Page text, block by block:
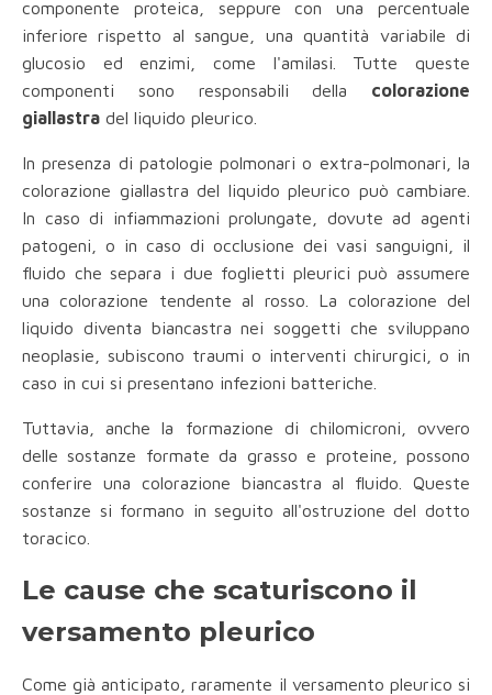
componente proteica, seppure con una percentuale
inferiore rispetto al sangue, una quantità variabile di
glucosio ed enzimi, come l'amilasi. Tutte queste
componenti sono responsabili della colorazione
giallastra del liquido pleurico.
In presenza di patologie polmonari o extra-polmonari, la
colorazione giallastra del liquido pleurico può cambiare.
In caso di infiammazioni prolungate, dovute ad agenti
patogeni, o in caso di occlusione dei vasi sanguigni, il
fluido che separa i due foglietti pleurici può assumere
una colorazione tendente al rosso. La colorazione del
liquido diventa biancastra nei soggetti che sviluppano
neoplasie, subiscono traumi o interventi chirurgici, o in
caso in cui si presentano infezioni batteriche.
Tuttavia, anche la formazione di chilomicroni, ovvero
delle sostanze formate da grasso e proteine, possono
conferire una colorazione biancastra al fluido. Queste
sostanze si formano in seguito all'ostruzione del dotto
toracico.
Le cause che scaturiscono il
versamento pleurico
Come già anticipato, raramente il versamento pleurico si